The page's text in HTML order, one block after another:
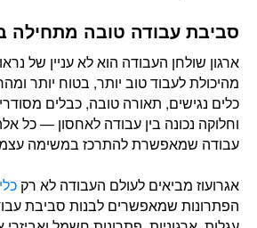
סביבת עבודה טובה מתחילה
ארגון שולחן העבודה הוא לא עניין של
מהיכולת לעבוד טוב יותר, בטוח יותר
כלים נגישים, תאורה טובה, כבלים
וחלוקה נכונה בין עבודה לאחסון — כל
עבודה שמאפשרת להתרכז במשימה
אגרועוז מביאים לעולם העבודה לא רק
הפתרונות שמאפשרים לבנות סביבת